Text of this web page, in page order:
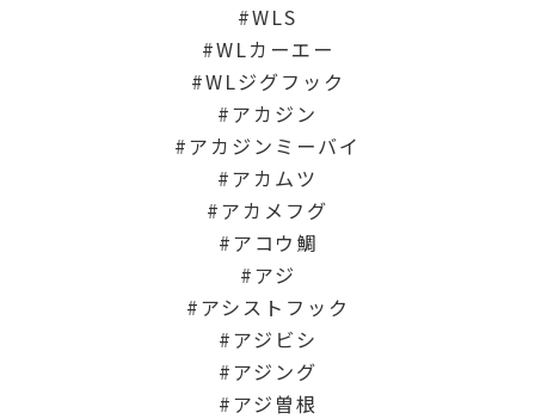
WLS
WLカーエー
WLジグフック
アカジン
アカジンミーバイ
アカムツ
アカメフグ
アコウ鯛
アジ
アシストフック
アジビシ
アジング
アジ曽根